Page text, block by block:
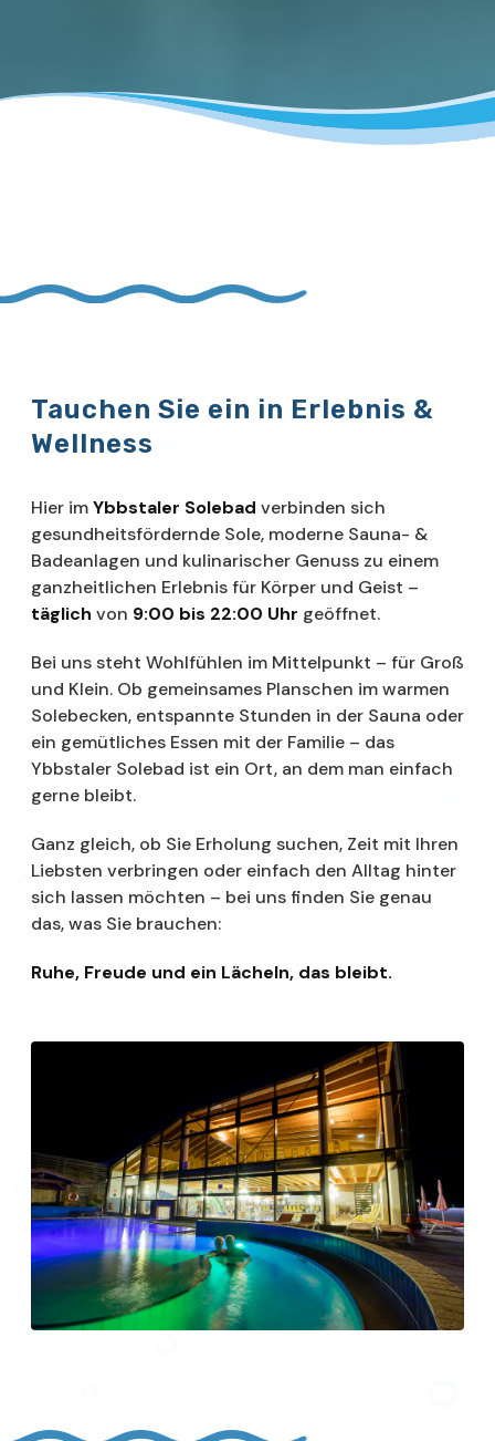
Tauchen Sie ein in Erlebnis &
Wellness
Hier imYbbstaler Solebad verbinden sich
gesundheitsfördernde Sole, moderne Sauna- &
Badeanlagen und kulinarischer Genuss zu einem
ganzheitlichen Erlebnis für Körper und Geist –
täglich von 9:00 bis 22:00 Uhr geöffnet.
Bei uns steht Wohlfühlen im Mittelpunkt – für Groß
und Klein. Ob gemeinsames Planschen im warmen
Solebecken, entspannte Stunden in der Sauna oder
ein gemütliches Essen mit der Familie – das
Ybbstaler Solebad ist ein Ort, an dem man einfach
gerne bleibt.
Ganz gleich, ob Sie Erholung suchen, Zeit mit Ihren
Liebsten verbringen oder einfach den Alltag hinter
sich lassen möchten – bei uns finden Sie genau
das, was Sie brauchen:
Ruhe, Freude und ein Lächeln, das bleibt.